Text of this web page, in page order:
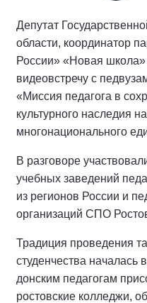
Депутат
области, координатор
России» «Новая
видеовстречу с
«Миссия педагога в
культурного наследия
многонационального
В разговоре
учебных заведений
из регионов России и
организаций СПО
Традиция проведения
студенчества началась
донским педагогам
ростовские колледжи,